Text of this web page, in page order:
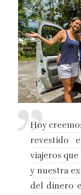
Hoy
revestido
viajeros
y nuestra
del dinero